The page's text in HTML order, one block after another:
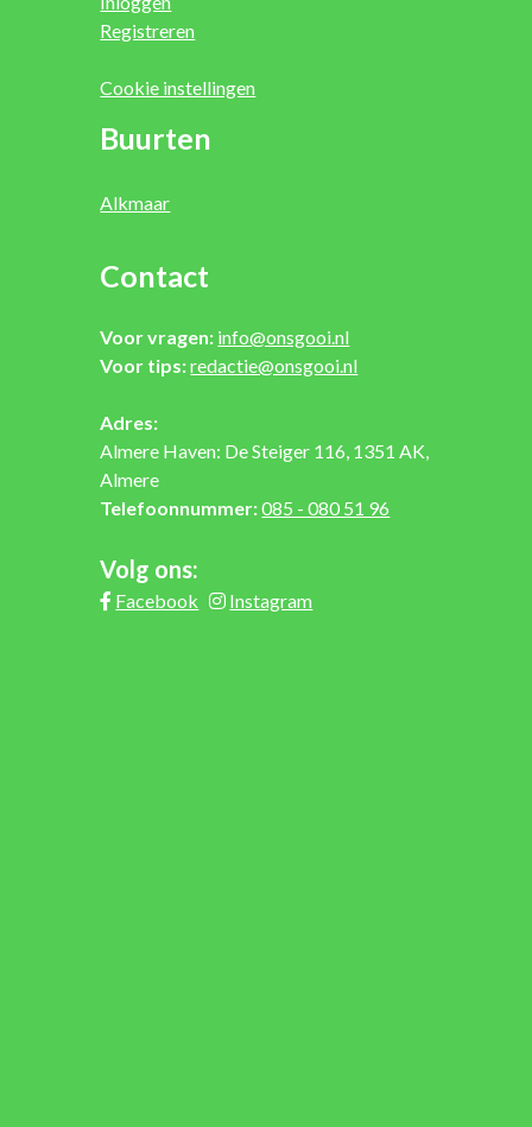
Registreren
Cookie instellingen
Buurten
Alkmaar
Contact
Voor vragen: info@onsgooi.nl
Voor tips:redactie@onsgooi.nl
Adres:
Almere Haven: De Steiger 116, 1351 AK,
Almere
Telefoonnummer:085 - 080 51 96
Volg ons:
Facebook Instagram